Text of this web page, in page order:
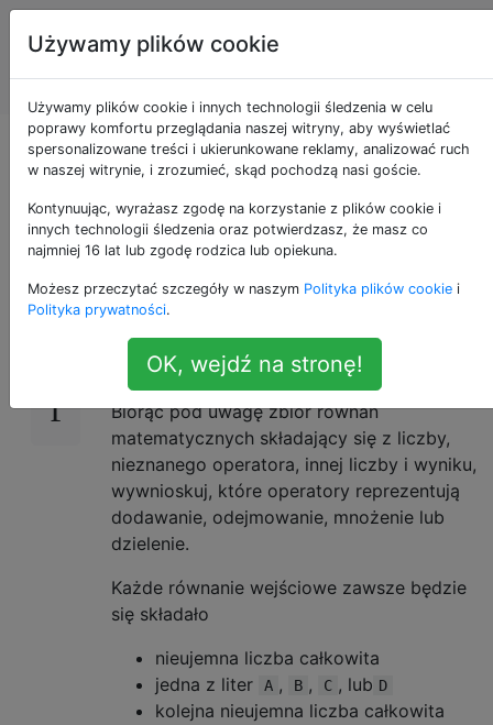
Programowanie
puzzli i Code
Golf
Odszyfruj symbole
matematyczne
13 Jeśli przeczytałeś książkęKontakt Carla
Sagana, to wyzwanie może ci się wydawać
znajome.
Biorąc pod uwagę zbiór równań
matematycznych składający się z liczby,
nieznanego operatora, innej liczby i wyniku,
wywnioskuj, które operatory reprezentują
dodawanie, odejmowanie, mnożenie lub
dzielenie.
Każde równanie wejściowe zawsze będzie
się składało
nieujemna liczba całkowita
jedna z liter
A , B , C , lub D
kolejna nieujemna liczba całkowita
Używamy plików cookie
Używamy plików cookie i innych technologii śledzenia w celu
poprawy komfortu przeglądania naszej witryny, aby wyświetlać
spersonalizowane treści i ukierunkowane reklamy, analizować ruch
w naszej witrynie, i zrozumieć, skąd pochodzą nasi goście.
Kontynuując, wyrażasz zgodę na korzystanie z plików cookie i
innych technologii śledzenia oraz potwierdzasz, że masz co
najmniej 16 lat lub zgodę rodzica lub opiekuna.
Możesz przeczytać szczegóły w naszym Polityka plików cookie i
Polityka prywatności.
OK, wejdź na stronę!